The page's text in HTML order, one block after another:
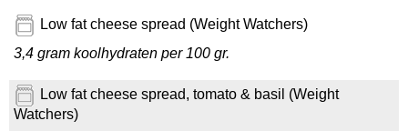
Low fat cheese spread (Weight Watchers)
3,4 gram koolhydraten per 100 gr.
Low fat cheese spread, tomato & basil (Weight
Watchers)